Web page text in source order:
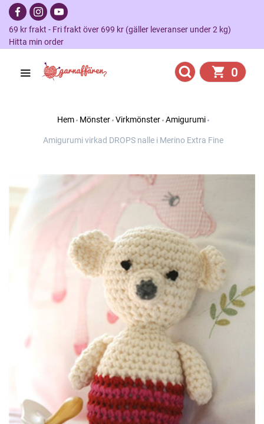
69 kr frakt - Fri frakt över 699 kr (gäller leveranser under 2 kg)
Hitta min order
0
Hem Mönster Virkmönster Amigurumi
Amigurumi virkad DROPS nalle i Merino Extra Fine